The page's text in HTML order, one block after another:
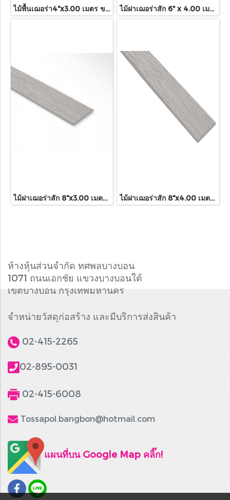
ไม้พื้นเฌอร่า4"x3.00 เมตร ขาวมะลิ ไม้ฝาเฌอร่าสัก 6" x 4.00 เมตร (สีธรรมชาติ)
ไม้ฝาเฌอร่าสัก 8"x3.00 เมตร (สีธรรมชาติ) ไม้ฝาเฌอร่าสัก 8"x4.00 เมตร(สีธรรมชาติ)
ห้างหุ้นส่วนจำกัด ทศพลบางบอน
1071 ถนนเอกชัย แขวงบางบอนใต้
เขตบางบอน กรุงเทพมหานคร
จำหน่ายวัสดุก่อสร้าง และมีบริการส่งสินค้า
02-415-2265
02-895-0031
02-415-6008
Tossapol.bangbon@hotmail.com
แผนที่บน Google Map คลิ๊ก!